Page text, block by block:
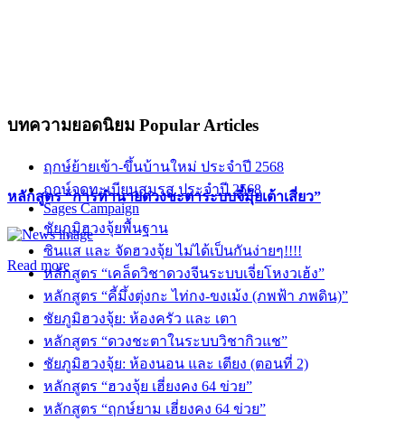
หลักสูตร “การทำนายดวงชะตาระบบจี๋มุ้ยเต้าเสี่ยว”
Read more
บทความยอดนิยม Popular Articles
ฤกษ์ย้ายเข้า-ขึ้นบ้านใหม่ ประจำปี 2568
ฤกษ์จดทะเบียนสมรส ประจำปี 2568
Sages Campaign
ชัยภูมิฮวงจุ้ยพื้นฐาน
ซินแส และ จัดฮวงจุ้ย ไม่ได้เป็นกันง่ายๆ!!!!
หลักสูตร “เคล็ดวิชาดวงจีนระบบเจี่ยโหงวเฮ้ง”
หลักสูตร “คี้มึ้งตุ่งกะ ไท่กง-ขงเม้ง (ภพฟ้า ภพดิน)”
ชัยภูมิฮวงจุ้ย: ห้องครัว และ เตา
หลักสูตร “ดวงชะตาในระบบวิชากิวแช”
ชัยภูมิฮวงจุ้ย: ห้องนอน และ เตียง (ตอนที่ 2)
หลักสูตร “ฮวงจุ้ย เฮี่ยงคง 64 ข่วย”
หลักสูตร “ฤกษ์ยาม เฮี่ยงคง 64 ข่วย”